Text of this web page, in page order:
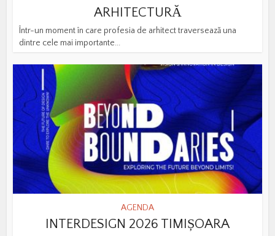
ARHITECTURĂ
Într-un moment în care profesia de arhitect traversează una
dintre cele mai importante...
AGENDA
INTERDESIGN 2026 TIMIȘOARA